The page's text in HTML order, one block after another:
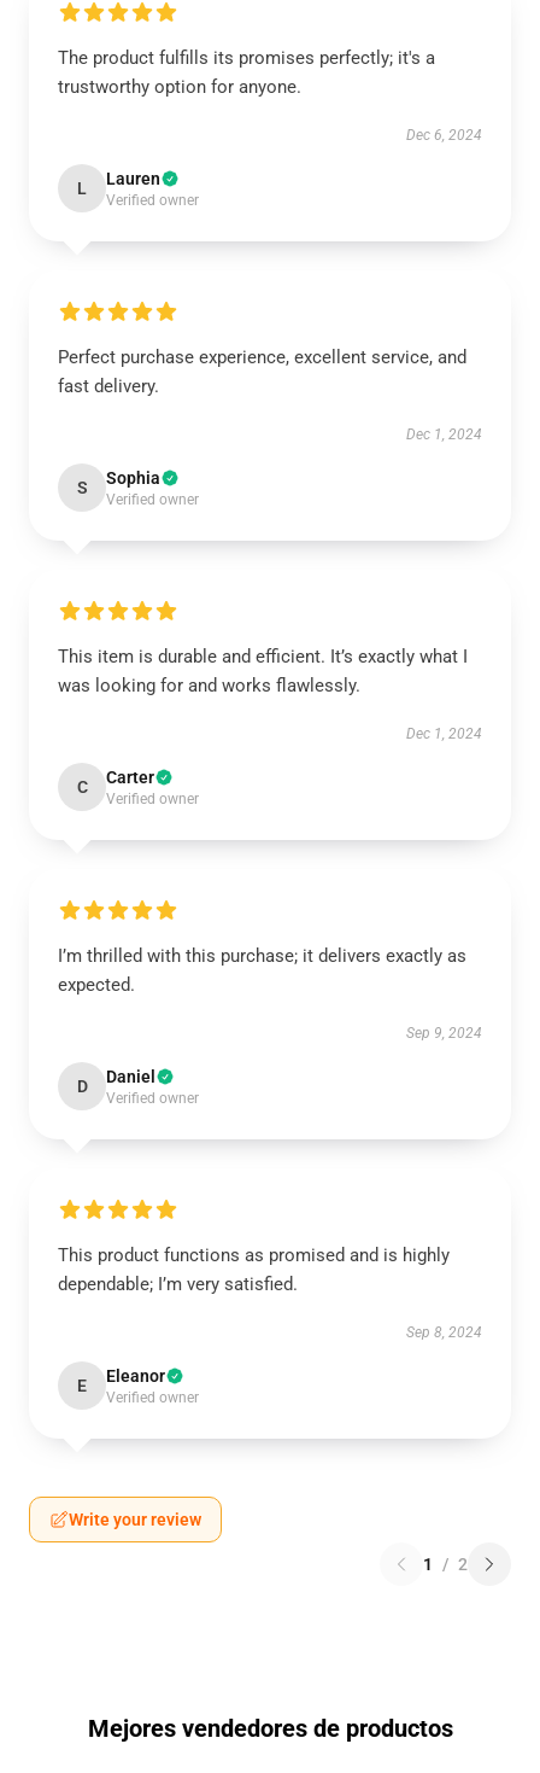
The product fulfills its promises perfectly; it's a
trustworthy option for anyone.
Dec 6, 2024
L Lauren
Verified owner
Perfect purchase experience, excellent service, and
fast delivery.
Dec 1, 2024
S Sophia
Verified owner
This item is durable and efficient. It’s exactly what I
was looking for and works flawlessly.
Dec 1, 2024
C Carter
Verified owner
I’m thrilled with this purchase; it delivers exactly as
expected.
Sep 9, 2024
D Daniel
Verified owner
This product functions as promised and is highly
dependable; I’m very satisfied.
Sep 8, 2024
E Eleanor
Verified owner
Write your review
1 / 2
Mejores vendedores de productos